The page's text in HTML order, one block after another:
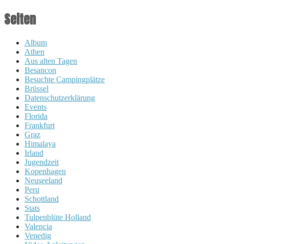
Seiten
Album
Athen
Aus alten Tagen
Besancon
Besuchte Campingplätze
Brüssel
Datenschutzerklärung
Events
Florida
Frankfurt
Graz
Himalaya
Irland
Jugendzeit
Kopenhagen
Neuseeland
Peru
Schottland
Stats
Tulpenblüte Holland
Valencia
Venedig